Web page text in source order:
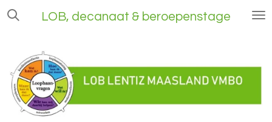
Ga
hoofdinhoud
LOB, decanaat & beroepenstage